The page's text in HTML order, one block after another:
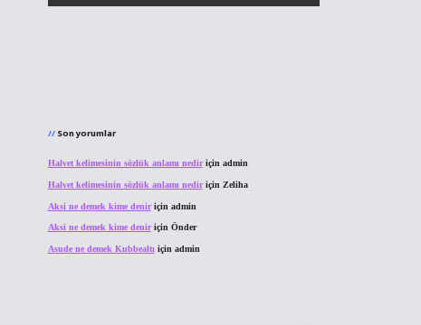
Son yorumlar
Halvet kelimesinin sözlük anlamı nediriçin admin
Halvet kelimesinin sözlük anlamı nediriçin Zeliha
Aksi ne demek kime deniriçin admin
Aksi ne demek kime deniriçin Önder
Asude ne demek Kubbealtı için admin